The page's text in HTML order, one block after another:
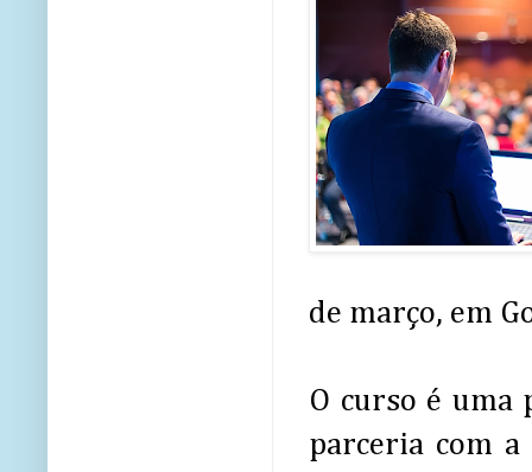
de março, em
O curso é uma
parceria com a